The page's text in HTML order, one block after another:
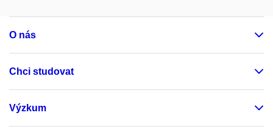
O nás
Chci studovat
Výzkum